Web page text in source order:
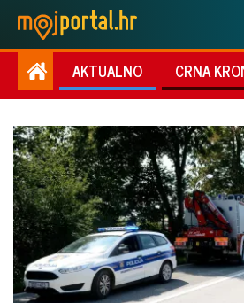
AKTUALNO CRNA